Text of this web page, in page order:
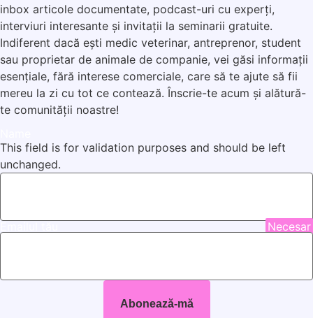
inbox articole documentate, podcast-uri cu experți,
interviuri interesante și invitații la seminarii gratuite.
Indiferent dacă ești medic veterinar, antreprenor, student
sau proprietar de animale de companie, vei găsi informații
esențiale, fără interese comerciale, care să te ajute să fii
mereu la zi cu tot ce contează. Înscrie-te acum și alătură-
te comunității noastre!
This field is for validation purposes and should be left
unchanged.
Necesar
Abonează-mă